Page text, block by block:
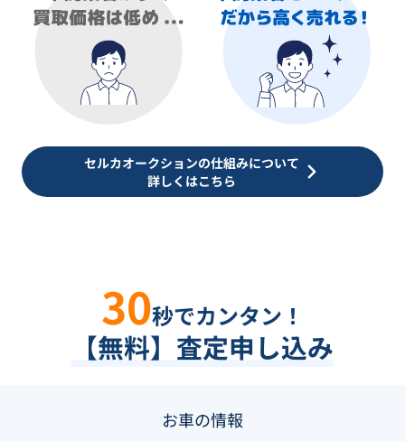
セルカオークションの仕組みについて
詳しくはこちら
30秒でカンタン！
【無料】査定申し込み
お車の情報